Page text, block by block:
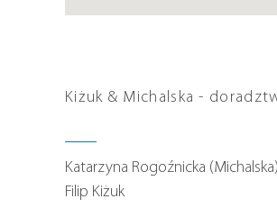
Kiżuk & Michalska -
Katarzyna Rogoźnicka (Michalska)
Filip Kiżuk